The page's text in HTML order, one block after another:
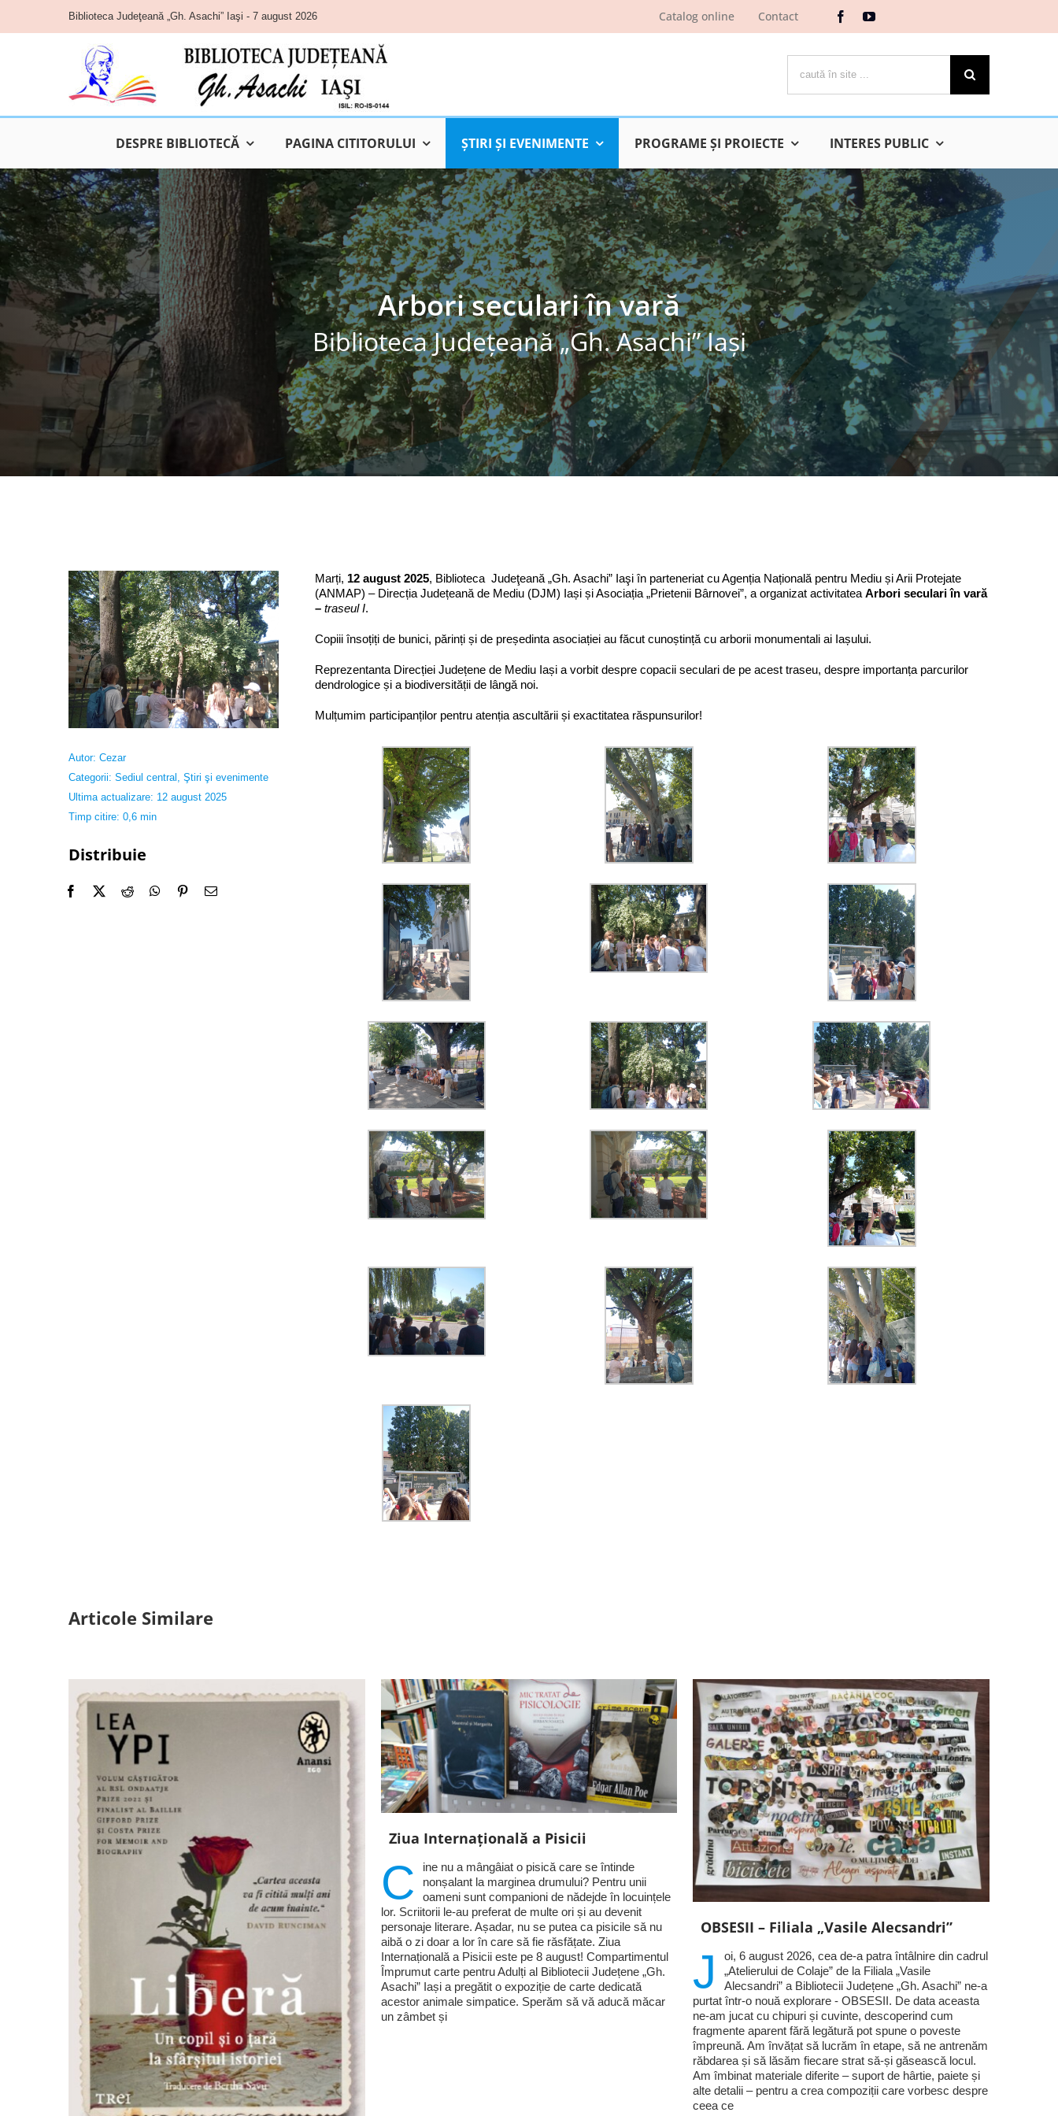
content
Biblioteca Judeţeană „Gh. Asachi” Iaşi - 7 august 2026 Catalog online Contact
DESPRE BIBLIOTECĂ PAGINA CITITORULUI ŞTIRI ŞI EVENIMENTE PROGRAME ŞI PROIECTE INTERES PUBLIC
Arbori seculari în vară
Biblioteca Judeţeană „Gh. Asachi” Iaşi
Autor: Cezar
Categorii: Sediul central , Ştiri şi evenimente
Ultima actualizare: 12 august 2025
Timp citire: 0,6 min
Distribuie
Marți, 12 august 2025, Biblioteca Judeţeană „Gh. Asachi” Iaşi în parteneriat cu Agenția Națională pentru Mediu și Arii Protejate
(ANMAP) – Direcția Județeană de Mediu (DJM) Iași și Asociația „Prietenii Bârnovei”, a organizat activitateaArbori seculari în vară
–traseul I.
Copiii însoțiți de bunici, părinți și de președinta asociației au făcut cunoștință cu arborii monumentali ai Iașului.
Reprezentanta Direcției Județene de Mediu Iași a vorbit despre copacii seculari de pe acest traseu, despre importanța parcurilor
dendrologice și a biodiversității de lângă noi.
Mulțumim participanților pentru atenția ascultării și exactitatea răspunsurilor!
Articole Similare
Ziua Internațională a Pisicii
C
ine nu a mângâiat o pisică care se întinde
nonșalant la marginea drumului? Pentru unii
oameni sunt companioni de nădejde în locuințele
lor. Scriitorii le-au preferat de multe ori și au devenit
personaje literare. Așadar, nu se putea ca pisicile să nu
aibă o zi doar a lor în care să fie răsfățate. Ziua
Internațională a Pisicii este pe 8 august! Compartimentul
Împrumut carte pentru Adulți al Bibliotecii Județene „Gh.
Asachi” Iași a pregătit o expoziție de carte dedicată
acestor animale simpatice. Sperăm să vă aducă măcar
un zâmbet și
OBSESII – Filiala „Vasile Alecsandri”
J
oi, 6 august 2026, cea de-a patra întâlnire din cadrul
„Atelierului de Colaje” de la Filiala „Vasile
Alecsandri” a Bibliotecii Județene „Gh. Asachi” ne-a
purtat într-o nouă explorare - OBSESII. De data aceasta
ne-am jucat cu chipuri și cuvinte, descoperind cum
fragmente aparent fără legătură pot spune o poveste
împreună. Am învățat să lucrăm în etape, să ne antrenăm
răbdarea și să lăsăm fiecare strat să-și găsească locul.
Am îmbinat materiale diferite – suport de hârtie, paiete și
alte detalii – pentru a crea compoziții care vorbesc despre
ceea ce